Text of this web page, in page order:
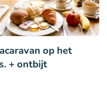
op het
+ ontbijt